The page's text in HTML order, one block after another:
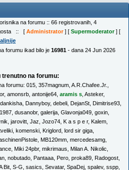
na forumu :: 66 registrovanih, 4
gosta :: [ Administrator] [ Supermoderator] [
forumu ikad bilo je 16981 - dana 24 Jun 2026
na forumu:
forumu: 015 357magnum A.R.Chafee.Jr.
, amonsrb antonije64 aramis s Asteker,
dankisha Dannyboy, debeli DejanSt Dimitrise93
dusanobr, galerija Glavonja049 goxin
jarovitt Jaz Jozo74 K a s p e r, Kalem
komenski Kriglord lord sir giga
MB120mm mercedesamg
Miki 24pbr, mikrimaus Milan A. Nikolic
nobutado Pantaaa Pero proka89 Radogost
Bit S-G sasics Sevatar, SpaDej spalev, sspp